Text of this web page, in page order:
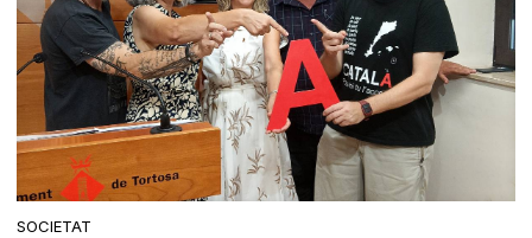
SOCIETAT